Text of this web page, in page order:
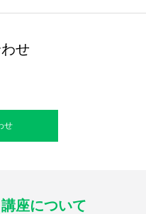
せ
せ
講座について